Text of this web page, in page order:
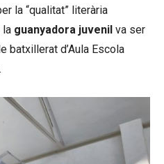
la “qualitat” literària
la guanyadora juvenil va ser
batxillerat d’Aula Escola